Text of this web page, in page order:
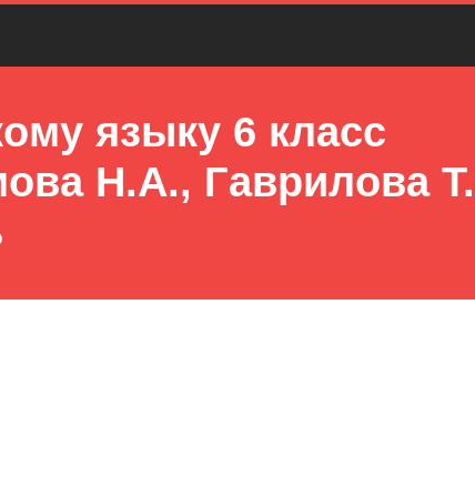
языку 6 класс
Н.А., Гаврилова